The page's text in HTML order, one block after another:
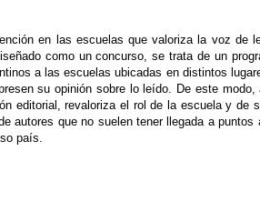
en las escuelas que valoriza la voz de
como un concurso, se trata de un
a las escuelas ubicadas en distintos
su opinión sobre lo leído. De este modo,
editorial, revaloriza el rol de la escuela y de
autores que no suelen tener llegada a puntos
país.